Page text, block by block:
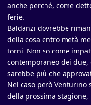
anche perché, come
ferie.
Baldanzi dovrebbe
della cosa entro metà
torni. Non so come
contemporaneo dei due,
sarebbe più che
Nel caso però Venturino
della prossima stagione,